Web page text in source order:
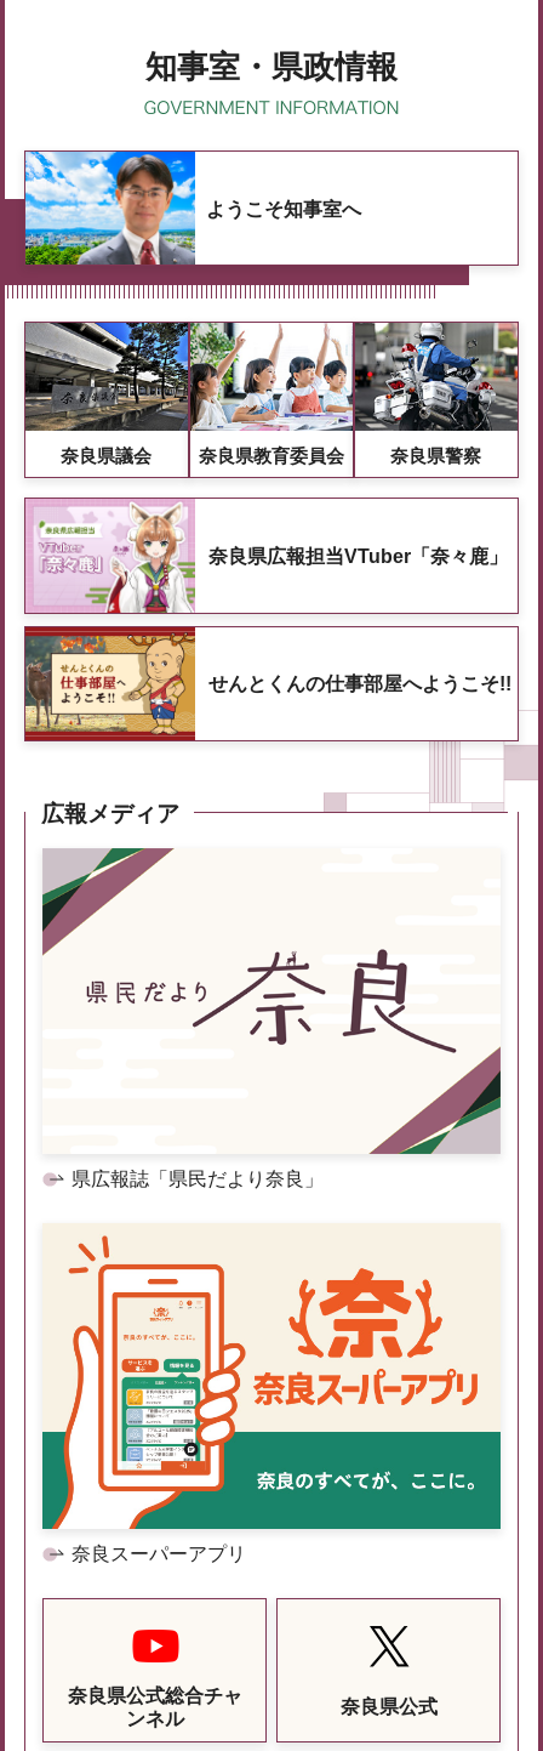
知事室・県政情報
ようこそ知事室へ
奈良県議会 奈良県教育委員会 奈良県警察
奈良県広報担当VTuber「奈々鹿」
せんとくんの仕事部屋へようこそ!!
広報メディア
県広報誌「県民だより奈良」
奈良スーパーアプリ
奈良県公式総合チャ
ンネル
奈良県公式